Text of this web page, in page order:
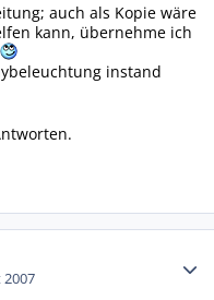
auch als Kopie wäre
kann, übernehme ich
instand
2007